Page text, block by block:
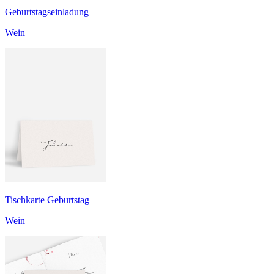
Geburtstagseinladung
Wein
Tischkarte Geburtstag
Wein